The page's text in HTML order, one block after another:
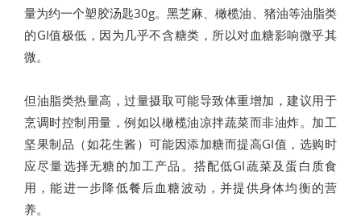
量为约一个塑胶汤匙30g。黑芝麻、橄榄油、猪油等油脂类
的GI值极低，因为几乎不含糖类，所以对血糖影响微乎其
微。
但油脂类热量高，过量摄取可能导致体重增加，建议用于
烹调时控制用量，例如以橄榄油凉拌蔬菜而非油炸。加工
坚果制品（如花生酱）可能因添加糖而提高GI值，选购时
应尽量选择无糖的加工产品。搭配低GI蔬菜及蛋白质食
用，能进一步降低餐后血糖波动，并提供身体均衡的营
养。